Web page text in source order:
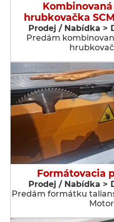
hrubkovačka
Prodej / Nabídka >
Predám
Formátovacia
Prodej / Nabídka >
Predám formátku